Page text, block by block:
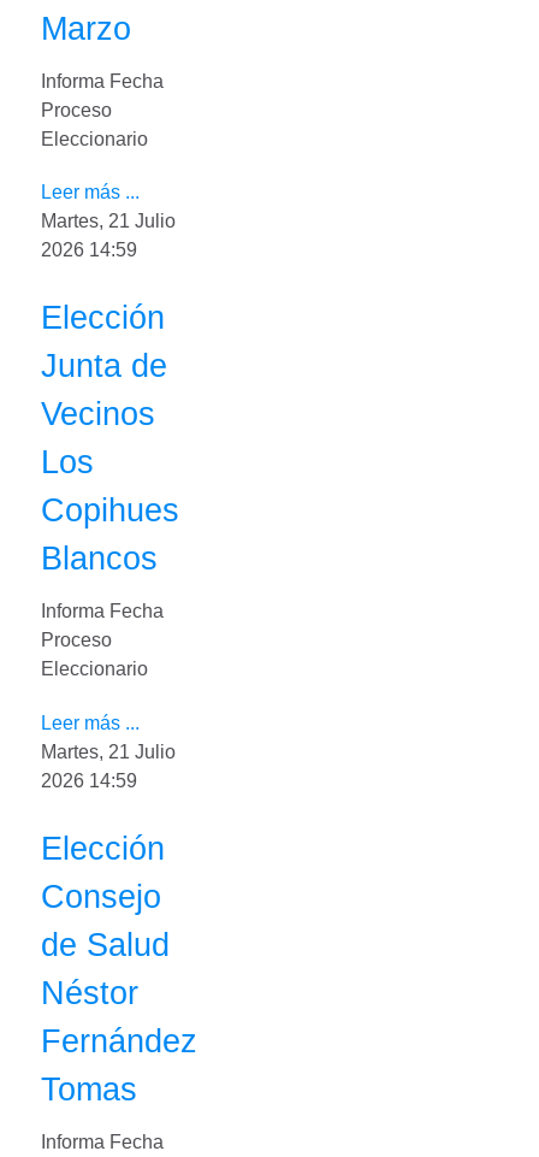
Marzo
Informa Fecha
Proceso
Eleccionario
Leer más ...
Martes, 21 Julio
2026 14:59
Elección
Junta de
Vecinos
Los
Copihues
Blancos
Informa Fecha
Proceso
Eleccionario
Leer más ...
Martes, 21 Julio
2026 14:59
Elección
Consejo
de Salud
Néstor
Fernández
Tomas
Informa Fecha